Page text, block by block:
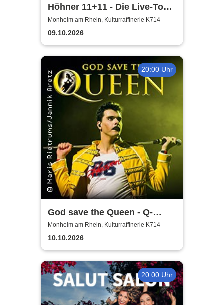
Höhner 11+11 - Die Live-Tour
2025/26
Monheim am Rhein, Kulturraffinerie K714
09.10.2026
20:00 Uhr
God save the Queen - Q-
Revival Band
Monheim am Rhein, Kulturraffinerie K714
10.10.2026
20:00 Uhr